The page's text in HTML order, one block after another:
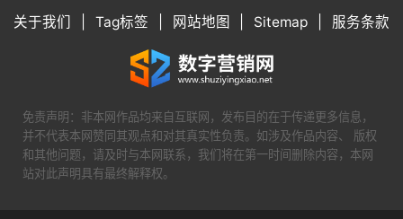
场洞察力，及时调整策略，以应对市场的变化。
在未来，直播营销将继续发挥其独特的优势，
成为品牌与消费者之间沟通的重要桥梁。通过不断
探索和创新，品牌能够在直播营销的浪潮中把握机
遇，实现更大的商业价值。
关于我们 Tag标签 网站地图 Sitemap 服务条款
免责声明：非本网作品均来自互联网，发布目的在于传递更多信息，
并不代表本网赞同其观点和对其真实性负责。如涉及作品内容、 版权
和其他问题，请及时与本网联系，我们将在第一时间删除内容，本网
站对此声明具有最终解释权。